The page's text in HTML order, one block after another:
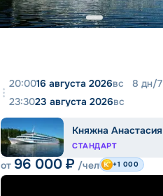
20:0016 августа 2026вс 8 дн/7
23:3023 августа 2026вс
Княжна Анастасия
СТАНДАРТ
от 96 000 ₽ /чел +1 000